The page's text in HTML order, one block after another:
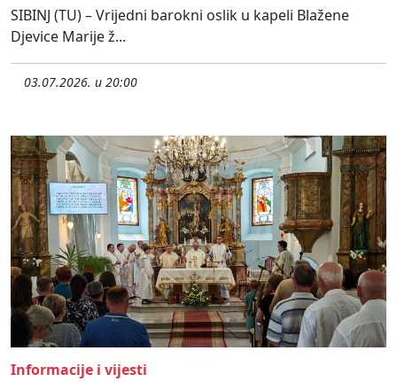
SIBINJ (TU) – Vrijedni barokni oslik u kapeli Blažene
Djevice Marije ž...
03.07.2026. u 20:00
Informacije i vijesti